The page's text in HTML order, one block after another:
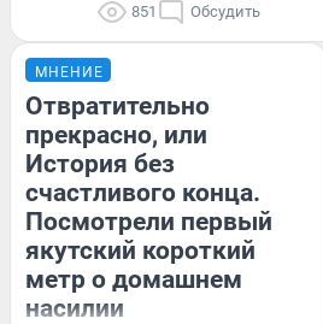
851 Обсудить
МНЕНИЕ
Отвратительно
прекрасно, или
История без
счастливого конца.
Посмотрели первый
якутский короткий
метр о домашнем
насилии